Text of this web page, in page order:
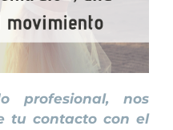
profesional, nos
tu contacto con el